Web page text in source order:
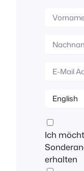
Ich
erhalten